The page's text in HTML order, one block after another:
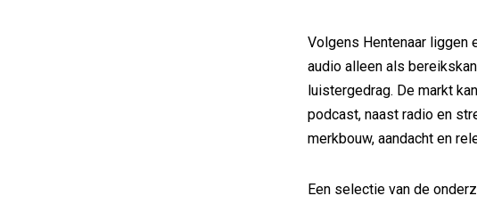
Volgens Hentenaar liggen
audio alleen als
luistergedrag. De markt
podcast, naast radio en
merkbouw, aandacht en
Een selectie van de